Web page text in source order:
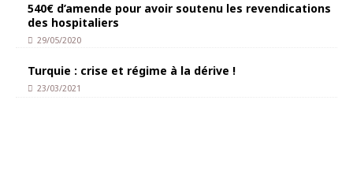
540€ d’amende pour avoir soutenu les revendications
des hospitaliers
29/05/2020
Turquie : crise et régime à la dérive !
23/03/2021